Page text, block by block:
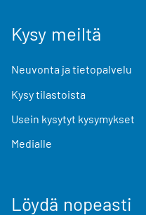
Kysy meiltä
Neuvonta ja tietopalvelu
Kysy tilastoista
Usein kysytyt kysymykset
Medialle
Löydä nopeasti